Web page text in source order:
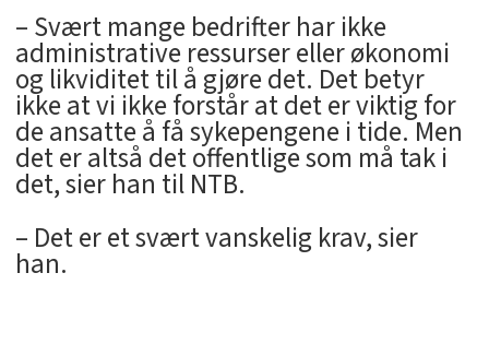
– Svært mange bedrifter har ikke
administrative ressurser eller økonomi
og likviditet til å gjøre det. Det betyr
ikke at vi ikke forstår at det er viktig for
de ansatte å få sykepengene i tide. Men
det er altså det offentlige som må tak i
det, sier han til NTB.
– Det er et svært vanskelig krav, sier
han.